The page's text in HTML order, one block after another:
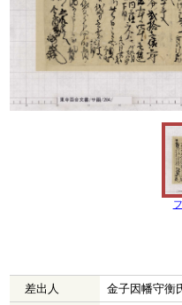
差出人
金子因幡守衡